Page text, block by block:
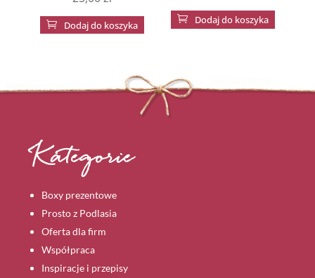
 Dodaj do koszyka  Dodaj do koszyka
Kategorie
Boxy prezentowe
Prosto z Podlasia
Oferta dla firm
Współpraca
Inspiracje i przepisy